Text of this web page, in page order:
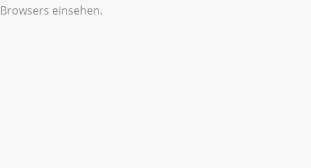
Browsers einsehen.